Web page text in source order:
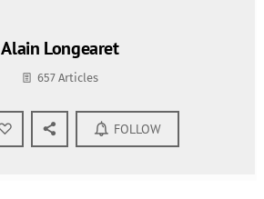
Alain Longearet
657 Articles
FOLLOW